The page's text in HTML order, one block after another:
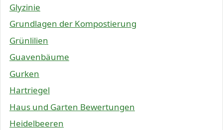
Glyzinie
Grundlagen der Kompostierung
Grünlilien
Guavenbäume
Gurken
Hartriegel
Haus und Garten Bewertungen
Heidelbeeren